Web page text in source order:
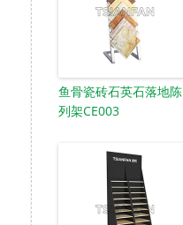
鱼骨瓷砖石英石落地陈
列架CE003